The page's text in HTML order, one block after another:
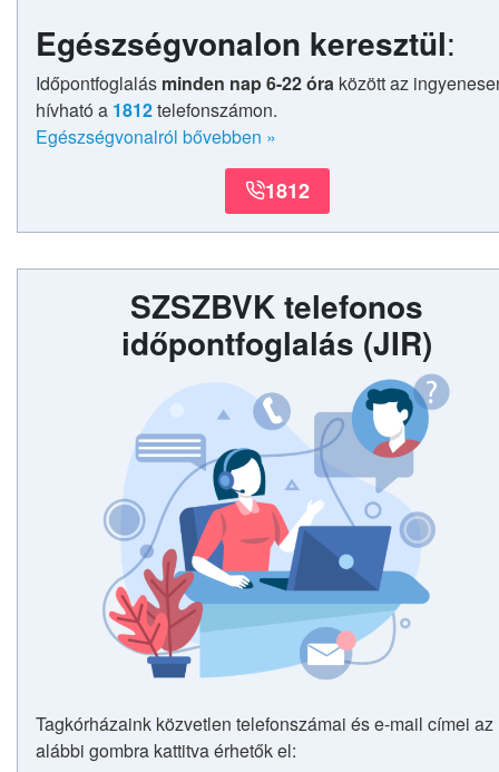
Egészségvonalon keresztül:
Időpontfoglalás minden nap 6-22 óra között az
hívható a 1812telefonszámon.
Egészségvonalról bővebben »
1812
SZSZBVK telefonos
időpontfoglalás (JIR)
Tagkórházaink közvetlen telefonszámai és e-mail címei az
alábbi gombra kattitva érhetők el: